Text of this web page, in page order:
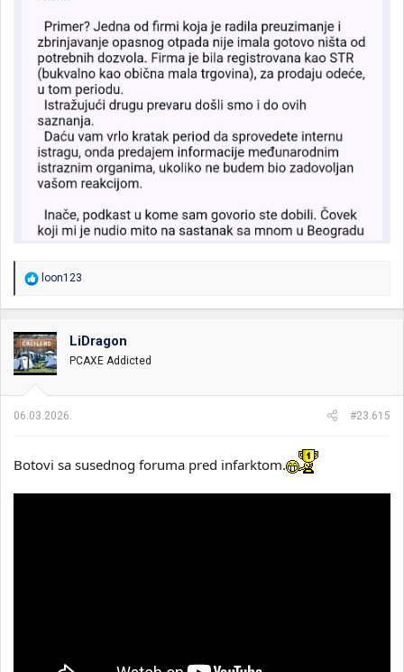
R
a
o
v
a
n
:
loon123
LiDragon
PCAXE Addicted
06.03.2026. #23.615
Botovi sa susednog foruma pred infarktom.